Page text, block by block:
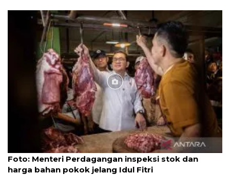
Foto: Menteri Perdagangan inspeksi stok dan
harga bahan pokok jelang Idul Fitri